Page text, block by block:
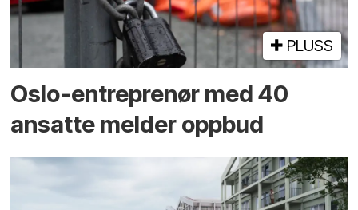
PLUSS
Oslo-entreprenør med 40
ansatte melder oppbud